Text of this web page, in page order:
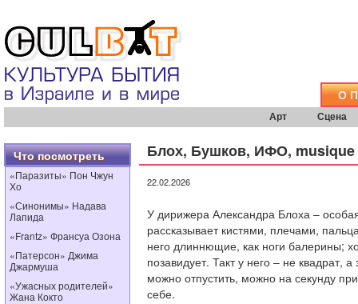
О
Арт Сцена
Что посмотреть
«Паразиты» Пон Чжун
Хо
«Синонимы» Надава
Лапида
«Frantz» Франсуа Озона
«Патерсон» Джима
Джармуша
«Ужасных родителей»
Жана Кокто
Блох, Бушков, ИФО, musique
22.02.2026
У дирижера Александра Блоха –
рассказывает кистями, плечами,
него длиннющие, как ноги балерины;
позавидует. Такт у него – не квадрат,
можно отпустить, можно на секунду
себе.